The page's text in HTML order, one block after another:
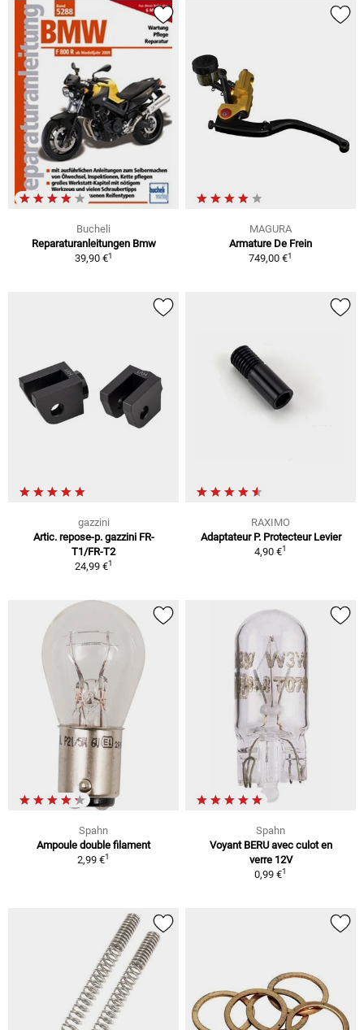
Bucheli
Reparaturanleitungen Bmw
39,90 €1
MAGURA
Armature De Frein
749,00 €1
gazzini
Artic. repose-p. gazzini FR-
T1/FR-T2
24,99 €1
RAXIMO
Adaptateur P. Protecteur Levier
4,90 €1
Spahn
Ampoule double filament
2,99 €1
Spahn
Voyant BERU avec culot en
verre 12V
0,99 €1